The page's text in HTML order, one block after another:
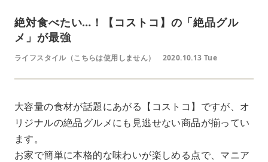
絶対食べたい…！【コストコ】の「絶品グル
メ」が最強
ライフスタイル（こちらは使用しません） 2020.10.13 Tue
大容量の食材が話題にあがる【コストコ】ですが、オ
リジナルの絶品グルメにも見逃せない商品が揃ってい
ます。
お家で簡単に本格的な味わいが楽しめる点で、マニア